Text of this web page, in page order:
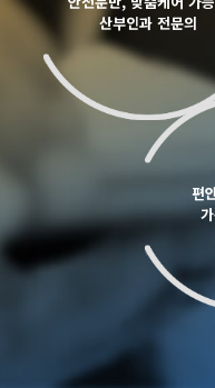
산부인과 전문의
편